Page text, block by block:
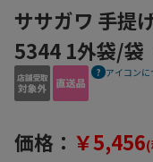
ササガワ 手
5344 1外袋/袋
アイコンに
価格： ￥5,456